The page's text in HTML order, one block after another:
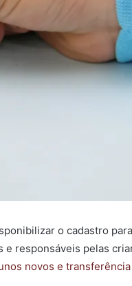
o cadastro
responsáveis pelas
novos e transferência